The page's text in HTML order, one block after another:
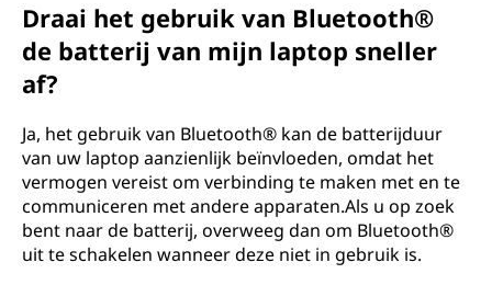
Draai het gebruik van Bluetooth®
de batterij van mijn laptop sneller
af?
Ja, het gebruik van Bluetooth® kan de batterijduur
van uw laptop aanzienlijk beïnvloeden, omdat het
vermogen vereist om verbinding te maken met en te
communiceren met andere apparaten.Als u op zoek
bent naar de batterij, overweeg dan om Bluetooth®
uit te schakelen wanneer deze niet in gebruik is.